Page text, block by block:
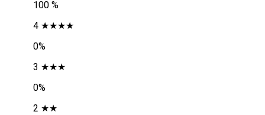
100 %
4 ★★★★
0%
3 ★★★
0%
2 ★★